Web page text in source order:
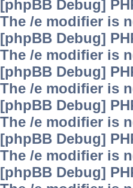
[phpBB Debug]
The /e modifier is
[phpBB Debug]
The /e modifier is
[phpBB Debug]
The /e modifier is
[phpBB Debug]
The /e modifier is
[phpBB Debug]
The /e modifier is
[phpBB Debug]